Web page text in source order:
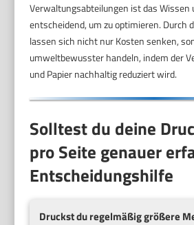
Verwaltungsabteilungen ist das Wissen
entscheidend, um zu optimieren. Durch
lassen sich nicht nur Kosten senken,
umweltbewusster handeln, indem der
und Papier nachhaltig reduziert wird.
Solltest du deine
pro Seite genauer
Entscheidungshilfe
Druckst du regelmäßig größere